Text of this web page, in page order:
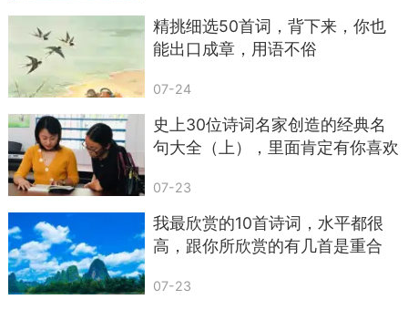
30. 人生如梦，一尊还酹江月。——《念奴娇·
赤壁怀古》
31. 一点浩然气，千里快哉风。——《水调歌头
·黄州快哉亭赠张偓佺》
32. 竹杖芒鞋轻胜马，谁怕？一蓑烟雨任平
生。——《定风波》
33. 回首向来萧瑟处，归去，也无风雨也无
晴。——《定风波》
34. 会挽雕弓如满月，西北望，射天狼。——
精挑细选50首词，背下来，你也
能出口成章，用语不俗
07-24
史上30位诗词名家创造的经典名
句大全（上），里面肯定有你喜欢
07-23
我最欣赏的10首诗词，水平都很
高，跟你所欣赏的有几首是重合
07-23